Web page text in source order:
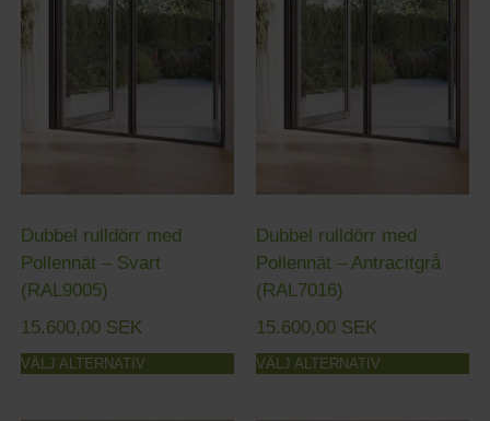
Dubbel rulldörr med
Pollennät – Svart
(RAL9005)
15.600,00 SEK
VÄLJ ALTERNATIV
Dubbel rulldörr med
Pollennät – Antracitgrå
(RAL7016)
15.600,00 SEK
VÄLJ ALTERNATIV